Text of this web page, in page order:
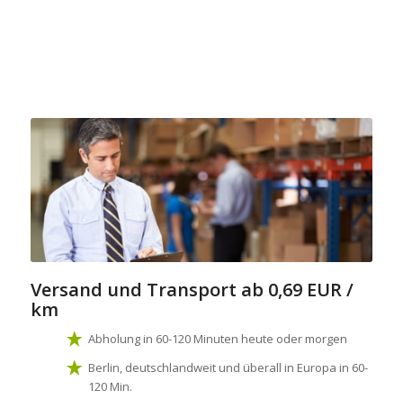
Versand und Transport ab 0,69 EUR /
km
Abholung in 60-120 Minuten heute oder morgen
Berlin, deutschlandweit und überall in Europa in 60-
120 Min.